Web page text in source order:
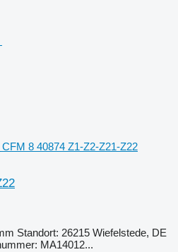
CFM 8 40874 Z1-Z2-Z21-Z22
Standort: 26215 Wiefelstede, DE
MA14012...